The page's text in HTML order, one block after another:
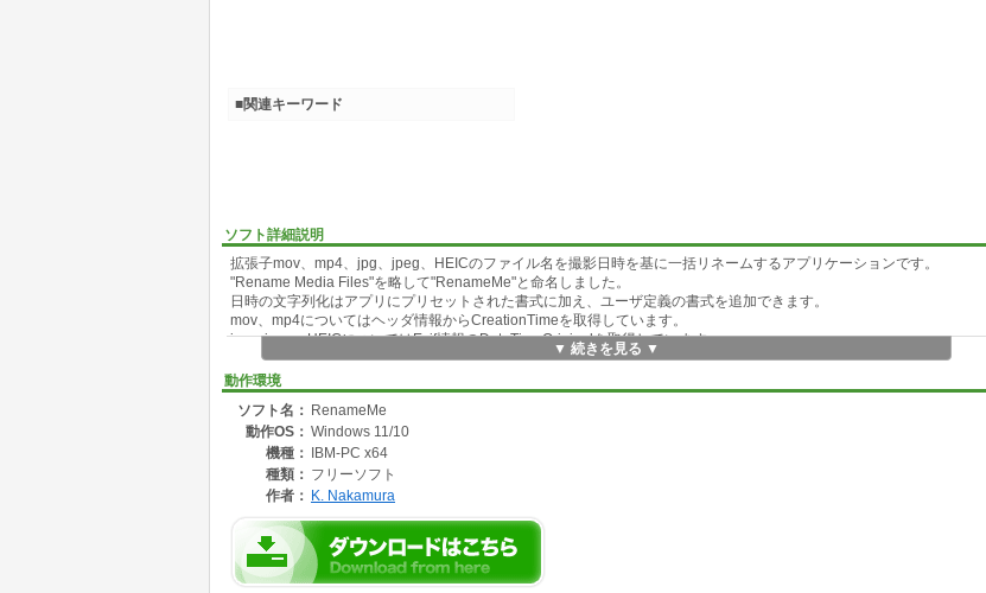
ソフト詳細説明
拡張子mov、mp4、jpg、jpeg、HEICのファイル名を撮影日時を基に一括リネームするアプリケーションです。
"Rename Media Files"を略して"RenameMe"と命名しました。
日時の文字列化はアプリにプリセットされた書式に加え、ユーザ定義の書式を追加できます。
mov、mp4についてはヘッダ情報からCreationTimeを取得しています。
jpg、jpeg、HEICについてはExif情報のDateTimeOriginalを取得しています。
iPhoneからWindowsにコピーした写真、動画ファイルを主な対象にしており、ライブフォトの静止画/movペアを考慮し
ています。
▼ 続きを見る ▼
動作環境
ソフト名： RenameMe
動作OS： Windows 11/10
機種：
IBM-PC x64
種類： フリーソフト
作者： K. Nakamura
■関連キーワード